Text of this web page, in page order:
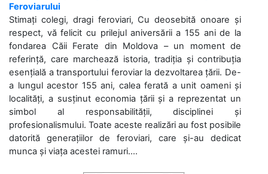
Feroviarului
Stimați colegi, dragi feroviari, Cu deosebită onoare și
respect, vă felicit cu prilejul aniversării a 155 ani de la
fondarea Căii Ferate din Moldova – un moment de
referință, care marchează istoria, tradiția și contribuția
esențială a transportului feroviar la dezvoltarea țării. De-
a lungul acestor 155 ani, calea ferată a unit oameni și
localități, a susținut economia țării și a reprezentat un
simbol al responsabilității, disciplinei și
profesionalismului. Toate aceste realizări au fost posibile
datorită generațiilor de feroviari, care și-au dedicat
munca și viața acestei ramuri....